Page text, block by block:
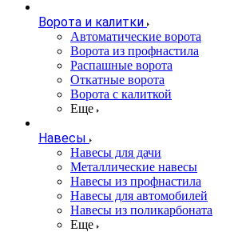
Ворота и калитки
Автоматические ворота
Ворота из профнастила
Распашные ворота
Откатные ворота
Ворота с калиткой
Еще
Навесы
Навесы для дачи
Металлические навесы
Навесы из профнастила
Навесы для автомобилей
Навесы из поликарбоната
Еще